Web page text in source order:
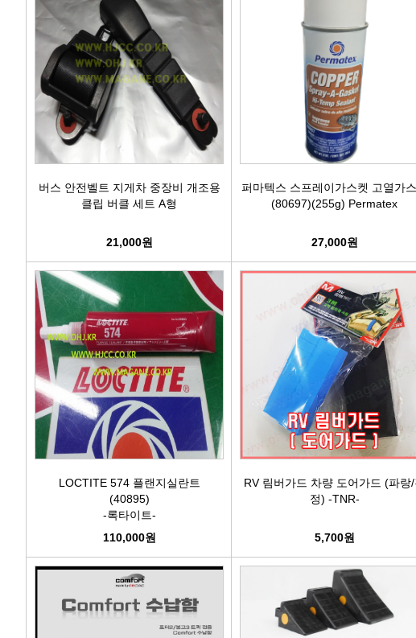
어퍼암/어
휠볼
캠버
케리
버스 안전벨트 지게차 중장비 개조용
클립 버클 세트 A형
21,000원
퍼마텍스 스프레이가스켓 고열가
(80697)(255g) Permatex
27,000원
LOCTITE 574 플랜지실란트
(40895)
-록타이트-
110,000원
RV 림버가드 차량 도어가드 (파랑/
정) -TNR-
5,700원